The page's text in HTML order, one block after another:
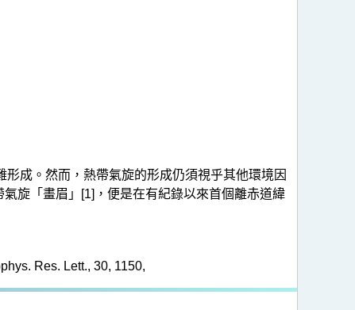
成。然而，熱帶氣旋的形成仍須視乎其他環境因
旋「畫眉」[1]，便是在有紀錄以來首個離赤道緯
Res. Lett., 30, 1150,